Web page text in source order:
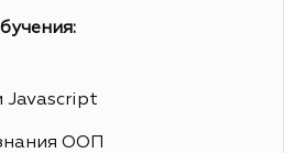
Javascript
ООП